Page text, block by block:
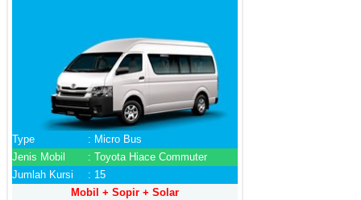
Type
: Micro Bus
Jenis Mobil
: Toyota Hiace Commuter
Jumlah Kursi
: 15
Mobil + Sopir + Solar